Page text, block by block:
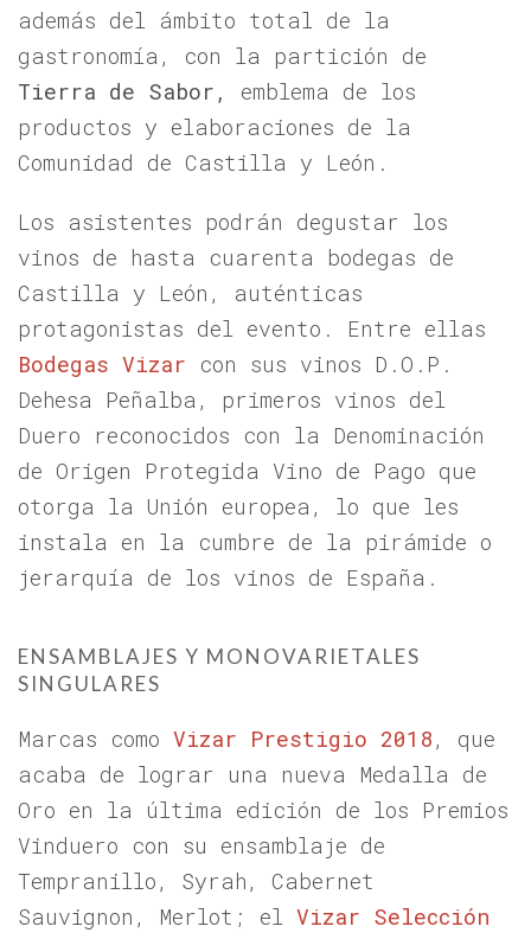
además del ámbito total de la
gastronomía, con la partición de
Tierra de Sabor, emblema de los
productos y elaboraciones de la
Comunidad de Castilla y León.
Los asistentes podrán degustar los
vinos de hasta cuarenta bodegas de
Castilla y León, auténticas
protagonistas del evento. Entre ellas
Bodegas Vizar con sus vinos D.O.P.
Dehesa Peñalba, primeros vinos del
Duero reconocidos con la Denominación
de Origen Protegida Vino de Pago que
otorga la Unión europea, lo que les
instala en la cumbre de la pirámide o
jerarquía de los vinos de España.
ENSAMBLAJES Y MONOVARIETALES
SINGULARES
Marcas como Vizar Prestigio 2018 , que
acaba de lograr una nueva Medalla de
Oro en la última edición de los Premios
Vinduero con su ensamblaje de
Tempranillo, Syrah, Cabernet
Sauvignon, Merlot; el Vizar Selección